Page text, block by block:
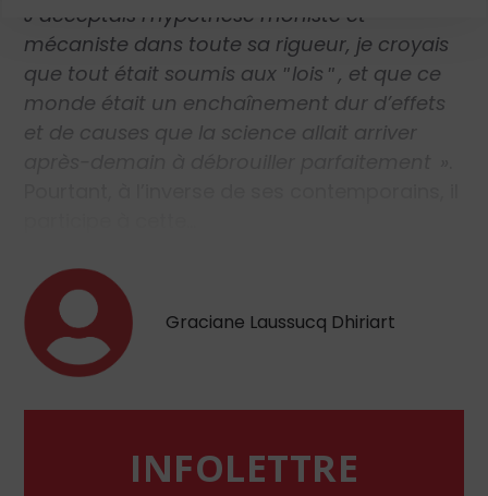
J’acceptais l’hypothèse moniste et
mécaniste dans toute sa rigueur, je croyais
que tout était soumis aux ʺlois ʺ, et que ce
monde était un enchaînement dur d’effets
et de causes que la science allait arriver
Graciane Laussucq Dhiriart
INFOLETTRE